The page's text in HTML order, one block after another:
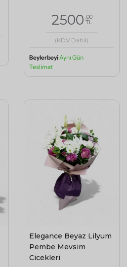
2500 ,00
TL
(KDV Dahil)
BeylerbeyiAynı Gün
Teslimat
Elegance Beyaz Lilyum
Pembe Mevsim
Çiçekleri